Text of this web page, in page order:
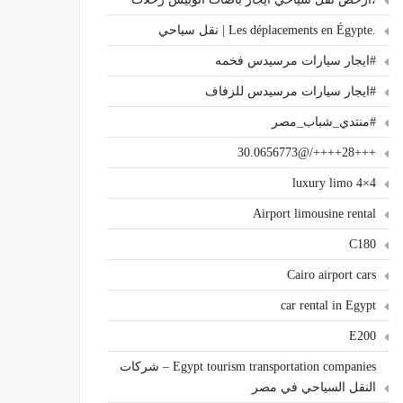
.Les déplacements en Égypte | نقل سياحي
#ايجار سيارات مرسيدس فخمه
#ايجار سيارات مرسيدس للزفاف
#منتدي_شباب_مصر
+++28++++/@30.0656773
4×4 luxury limo
Airport limousine rental
C180
Cairo airport cars
car rental in Egypt
E200
Egypt tourism transportation companies – شركات
النقل السياحي في مصر